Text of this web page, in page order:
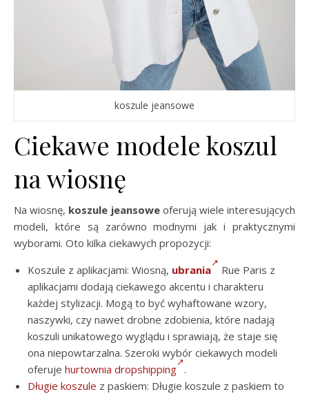
koszule jeansowe
Ciekawe modele koszul
na wiosnę
Na wiosnę, koszule jeansoweoferują wiele interesujących
modeli, które są zarówno modnymi jak i praktycznymi
wyborami. Oto kilka ciekawych propozycji:
Koszule z aplikacjami: Wiosną, ubrania
Rue Paris z
aplikacjami dodają ciekawego akcentu i charakteru
każdej stylizacji. Mogą to być wyhaftowane wzory,
naszywki, czy nawet drobne zdobienia, które nadają
koszuli unikatowego wyglądu i sprawiają, że staje się
ona niepowtarzalna. Szeroki wybór ciekawych modeli
oferuje hurtownia dropshipping .
Długie koszule z paskiem: Długie koszule z paskiem to